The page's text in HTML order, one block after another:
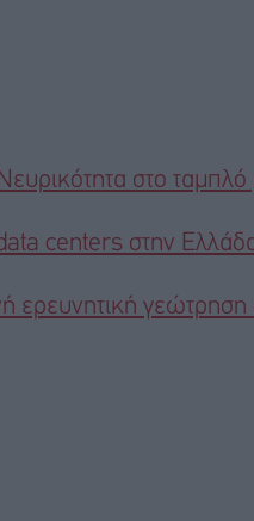
στο
centers στην
ερευνητική γεώτρηση